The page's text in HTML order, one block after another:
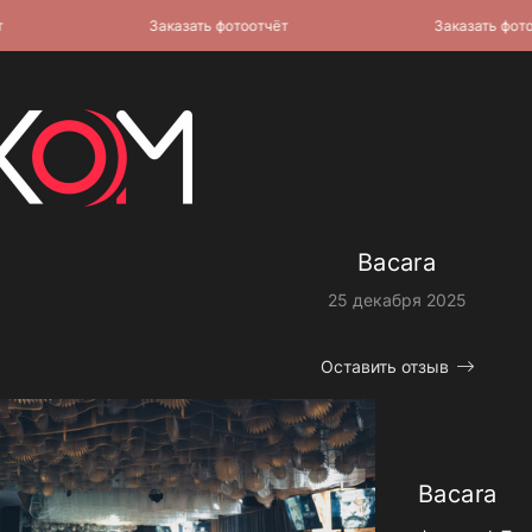
Bacara
25 декабря 2025
Оставить отзыв
Bacara
Заказать фотоотчёт Заказать